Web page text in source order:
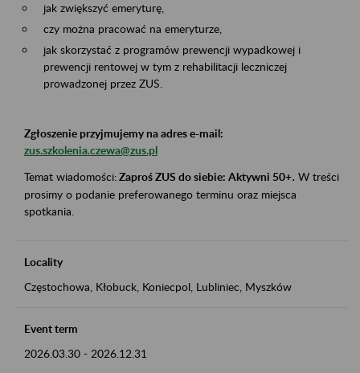
jak zwiększyć emeryturę,
czy można pracować na emeryturze,
jak skorzystać z programów prewencji wypadkowej i
prewencji rentowej w tym z rehabilitacji leczniczej
prowadzonej przez ZUS.
Zgłoszenie przyjmujemy na adres e-mail:
zus.szkolenia.czewa@zus.pl
Temat wiadomości:Zaproś ZUS do siebie: Aktywni 50+. W treści
prosimy o podanie preferowanego terminu oraz miejsca
spotkania.
Locality
Częstochowa, Kłobuck, Koniecpol, Lubliniec, Myszków
Event term
2026.03.30 - 2026.12.31